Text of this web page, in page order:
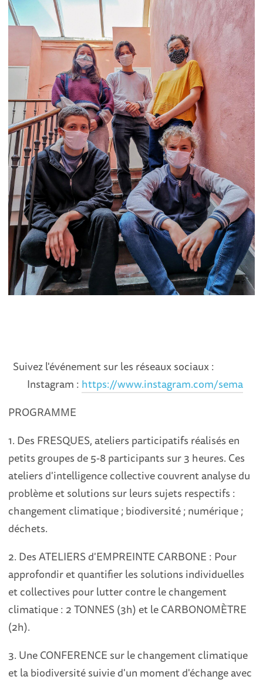
Suivez l'événement sur les réseaux sociaux :
Instagram : https://www.instagram.com/sema
PROGRAMME
1. Des FRESQUES, ateliers participatifs réalisés en
petits groupes de 5-8 participants sur 3 heures. Ces
ateliers d'intelligence collective couvrent analyse du
problème et solutions sur leurs sujets respectifs :
changement climatique ; biodiversité ; numérique ;
déchets.
2. Des ATELIERS d'EMPREINTE CARBONE : Pour
approfondir et quantifier les solutions individuelles
et collectives pour lutter contre le changement
climatique : 2 TONNES (3h) et le CARBONOMÈTRE
(2h).
3. Une CONFERENCE sur le changement climatique
et la biodiversité suivie d'un moment d'échange avec